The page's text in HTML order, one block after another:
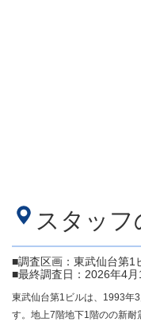
スタッフ
■調査区画：東武仙台第1
■最終調査日：2026年4月
東武仙台第1ビルは、1993年
す。地上7階地下1階のの新